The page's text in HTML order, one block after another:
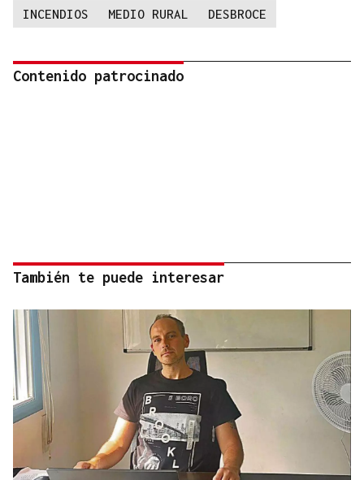
INCENDIOS MEDIO RURAL DESBROCE
Contenido patrocinado
También te puede interesar